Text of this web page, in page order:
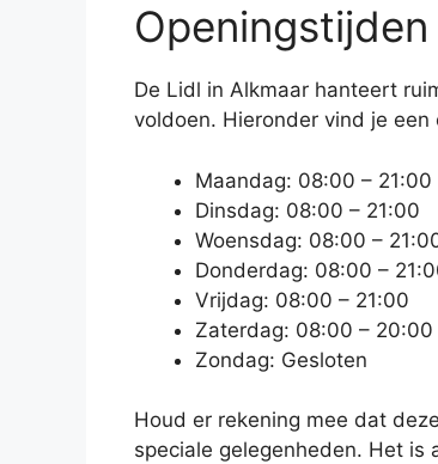
De Lidl in Alkmaar hanteert
voldoen. Hieronder vind je
Maandag: 08:00 – 21:00
Dinsdag: 08:00 – 21:00
Woensdag: 08:00 –
Donderdag: 08:00 –
Vrijdag: 08:00 – 21:00
Zaterdag: 08:00 – 20:00
Zondag: Gesloten
Houd er rekening mee dat
speciale gelegenheden. Het